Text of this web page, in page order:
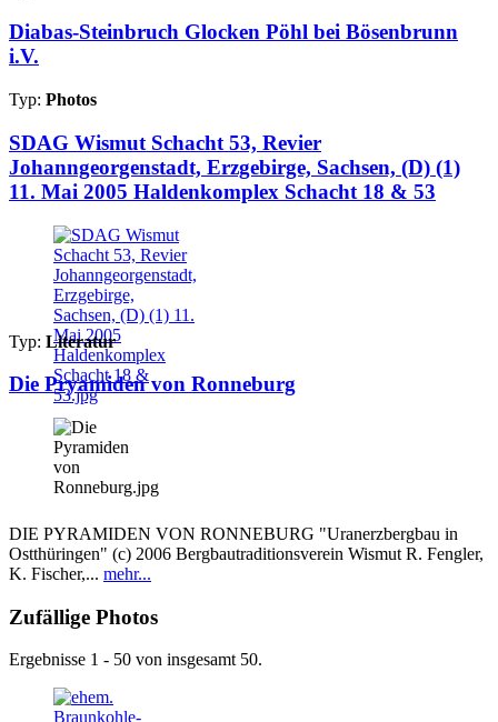
Diabas-Steinbruch Glocken Pöhl bei Bösenbrunn
i.V.
Typ: Photos
SDAG Wismut Schacht 53, Revier
Johanngeorgenstadt, Erzgebirge, Sachsen, (D) (1)
11. Mai 2005 Haldenkomplex Schacht 18 & 53
Typ: Literatur
Die Pryamiden von Ronneburg
DIE PYRAMIDEN VON RONNEBURG "Uranerzbergbau in
Ostthüringen" (c) 2006 Bergbautraditionsverein Wismut R. Fengler,
K. Fischer,... mehr...
Zufällige Photos
Ergebnisse 1 - 50 von insgesamt 50.